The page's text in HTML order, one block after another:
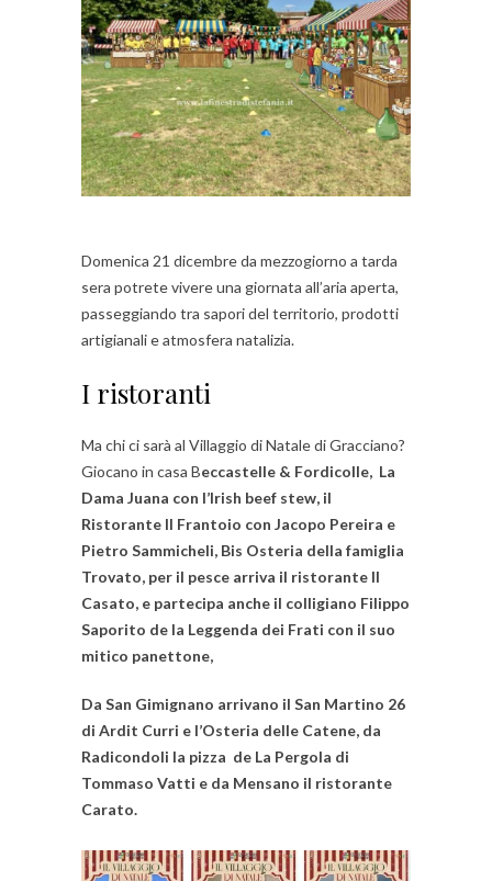
Domenica 21 dicembre da mezzogiorno a tarda
sera potrete vivere una giornata all’aria aperta,
passeggiando tra sapori del territorio, prodotti
artigianali e atmosfera natalizia.
I ristoranti
Ma chi ci sarà al Villaggio di Natale di Gracciano?
Giocano in casa Beccastelle & Fordicolle, La
Dama Juana con l’Irish beef stew, il
Ristorante Il Frantoio con Jacopo Pereira e
Pietro Sammicheli, Bis Osteria della famiglia
Trovato, per il pesce arriva il ristorante Il
Casato, e partecipa anche il colligiano Filippo
Saporito de la Leggenda dei Frati con il suo
mitico panettone,
Da San Gimignano arrivano il San Martino 26
di Ardit Curri e l’Osteria delle Catene, da
Radicondoli la pizza de La Pergola di
Tommaso Vatti e da Mensano il ristorante
Carato.